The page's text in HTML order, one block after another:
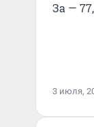
За —
3 июля,